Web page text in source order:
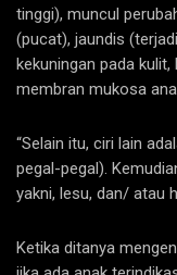
tinggi), muncul
(pucat), jaundis
kekuningan pada
membran mukosa
“Selain itu, ciri lain
pegal-pegal).
yakni, lesu, dan/ atau
Ketika ditanya